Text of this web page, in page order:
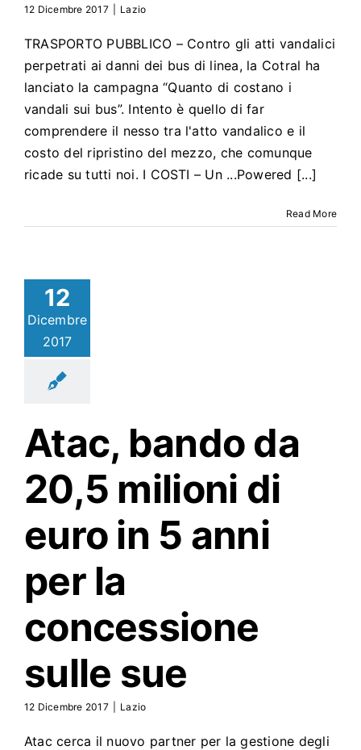
12 Dicembre 2017 Lazio
TRASPORTO PUBBLICO – Contro gli atti vandalici
perpetrati ai danni dei bus di linea, la Cotral ha
lanciato la campagna “Quanto di costano i
vandali sui bus”. Intento è quello di far
comprendere il nesso tra l'atto vandalico e il
costo del ripristino del mezzo, che comunque
ricade su tutti noi. I COSTI – Un ...Powered [...]
Read More
12
Dicembre
2017
Atac, bando da
20,5 milioni di
euro in 5 anni
per la
concessione
sulle sue
12 Dicembre 2017 Lazio
Atac cerca il nuovo partner per la gestione degli